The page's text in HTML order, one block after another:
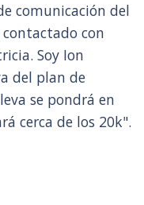
comunicación del
con
Soy Ion
del plan de
se pondrá en
cerca de los 20k".